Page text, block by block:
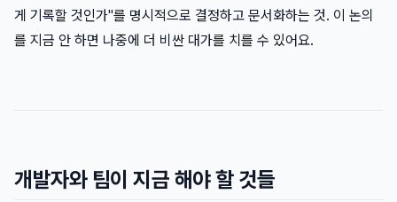
게 기록할 것인가"를 명시적으로 결정하고 문서화하는 것. 이 논의
를 지금 안 하면 나중에 더 비싼 대가를 치를 수 있어요.
개발자와 팀이 지금 해야 할 것들